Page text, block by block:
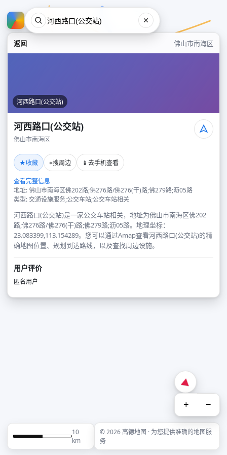
返回 佛山市南海区
河西路口(公交站)
河西路口(公交站)
佛山市南海区
★收藏 ⌖搜周边 📱 去手机查看
查看完整信息
地址: 佛山市南海区佛202路;佛276路/佛276(干)路;佛279路;沥05路
类型: 交通设施服务;公交车站;公交车站相关
河西路口(公交站)是一家公交车站相关，地址为佛山市南海区佛202
路;佛276路/佛276(干)路;佛279路;沥05路。地理坐标：
23.083399,113.154289。您可以通过Amap查看河西路口(公交站)的精
确地图位置、规划到达路线，以及查找周边设施。
用户评价
匿名用户
+ −
10
km
© 2026 高德地图 · 为您提供准确的地图服
务